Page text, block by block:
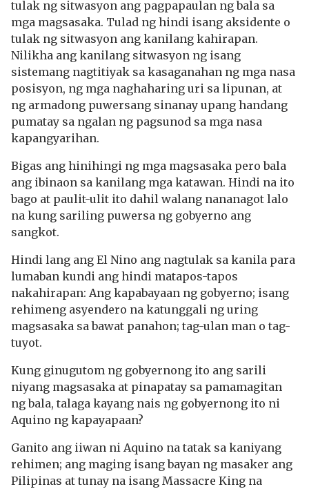
tulak ng sitwasyon ang pagpapaulan ng bala sa
mga magsasaka. Tulad ng hindi isang aksidente o
tulak ng sitwasyon ang kanilang kahirapan.
Nilikha ang kanilang sitwasyon ng isang
sistemang nagtitiyak sa kasaganahan ng mga nasa
posisyon, ng mga naghaharing uri sa lipunan, at
ng armadong puwersang sinanay upang handang
pumatay sa ngalan ng pagsunod sa mga nasa
kapangyarihan.
Bigas ang hinihingi ng mga magsasaka pero bala
ang ibinaon sa kanilang mga katawan. Hindi na ito
bago at paulit-ulit ito dahil walang nananagot lalo
na kung sariling puwersa ng gobyerno ang
sangkot.
Hindi lang ang El Nino ang nagtulak sa kanila para
lumaban kundi ang hindi matapos-tapos
nakahirapan: Ang kapabayaan ng gobyerno; isang
rehimeng asyendero na katunggali ng uring
magsasaka sa bawat panahon; tag-ulan man o tag-
tuyot.
Kung ginugutom ng gobyernong ito ang sarili
niyang magsasaka at pinapatay sa pamamagitan
ng bala, talaga kayang nais ng gobyernong ito ni
Aquino ng kapayapaan?
Ganito ang iiwan ni Aquino na tatak sa kaniyang
rehimen; ang maging isang bayan ng masaker ang
Pilipinas at tunay na isang Massacre King na